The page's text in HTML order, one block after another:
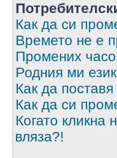
Как да си
Времето не е
Промених
Родния ми
Как да
Как да си
Когато
вляза?!